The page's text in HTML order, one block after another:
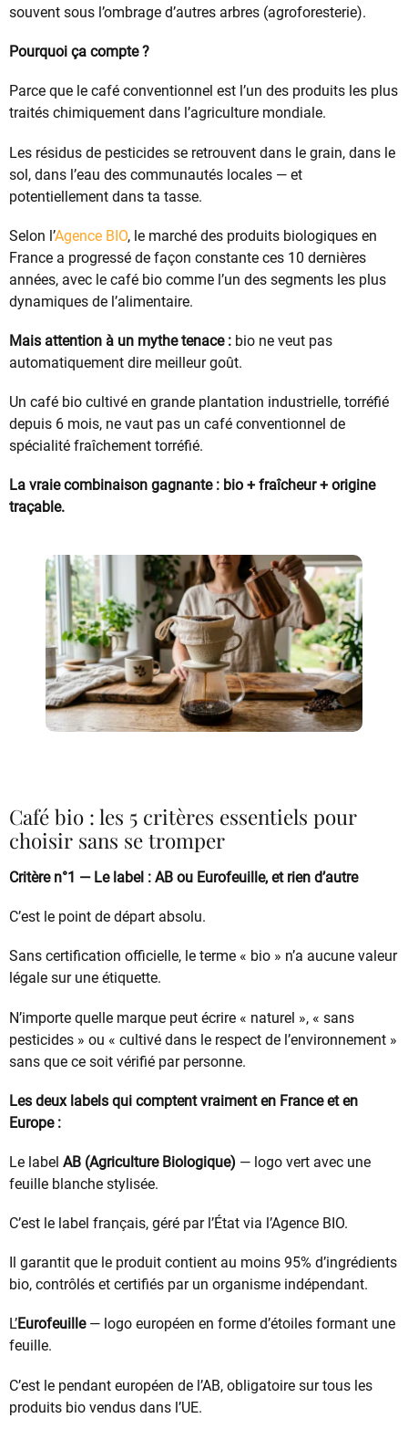
souvent sous l’ombrage d’autres arbres (agroforesterie).
Pourquoi ça compte ?
Parce que le café conventionnel est l’un des produits les plus
traités chimiquement dans l’agriculture mondiale.
Les résidus de pesticides se retrouvent dans le grain, dans le
sol, dans l’eau des communautés locales — et
potentiellement dans ta tasse.
Selon l’Agence BIO, le marché des produits biologiques en
France a progressé de façon constante ces 10 dernières
années, avec le café bio comme l’un des segments les plus
dynamiques de l’alimentaire.
Mais attention à un mythe tenace : bio ne veut pas
automatiquement dire meilleur goût.
Un café bio cultivé en grande plantation industrielle, torréfié
depuis 6 mois, ne vaut pas un café conventionnel de
spécialité fraîchement torréfié.
La vraie combinaison gagnante : bio + fraîcheur + origine
traçable.
Café bio : les 5 critères essentiels pour
choisir sans se tromper
Critère n°1 — Le label : AB ou Eurofeuille, et rien d’autre
C’est le point de départ absolu.
Sans certification officielle, le terme « bio » n’a aucune valeur
légale sur une étiquette.
N’importe quelle marque peut écrire « naturel », « sans
pesticides » ou « cultivé dans le respect de l’environnement »
sans que ce soit vérifié par personne.
Les deux labels qui comptent vraiment en France et en
Europe :
Le label AB (Agriculture Biologique) — logo vert avec une
feuille blanche stylisée.
C’est le label français, géré par l’État via l’Agence BIO.
Il garantit que le produit contient au moins 95% d’ingrédients
bio, contrôlés et certifiés par un organisme indépendant.
L’Eurofeuille— logo européen en forme d’étoiles formant une
feuille.
C’est le pendant européen de l’AB, obligatoire sur tous les
produits bio vendus dans l’UE.